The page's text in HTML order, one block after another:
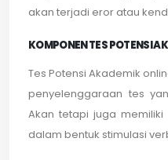
akan terjadi eror atau
KOMPONEN TES POTENSI
Tes Potensi Akademik
penyelenggaraan tes
Akan tetapi juga
dalam bentuk stimulasi